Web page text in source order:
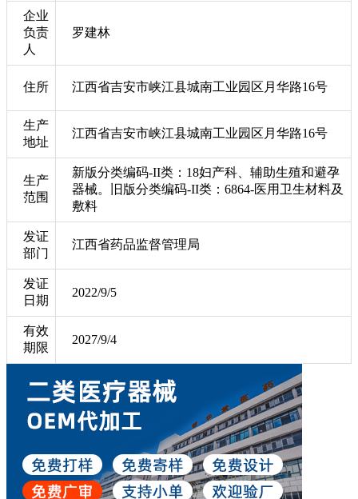
企业
负责
人
罗建林
住所 江西省吉安市峡江县城南工业园区月华路16号
生产
地址
江西省吉安市峡江县城南工业园区月华路16号
生产
范围
新版分类编码-II类：18妇产科、辅助生殖和避孕
器械。旧版分类编码-II类：6864-医用卫生材料及
敷料
发证
部门
江西省药品监督管理局
发证
日期
2022/9/5
有效
期限
2027/9/4